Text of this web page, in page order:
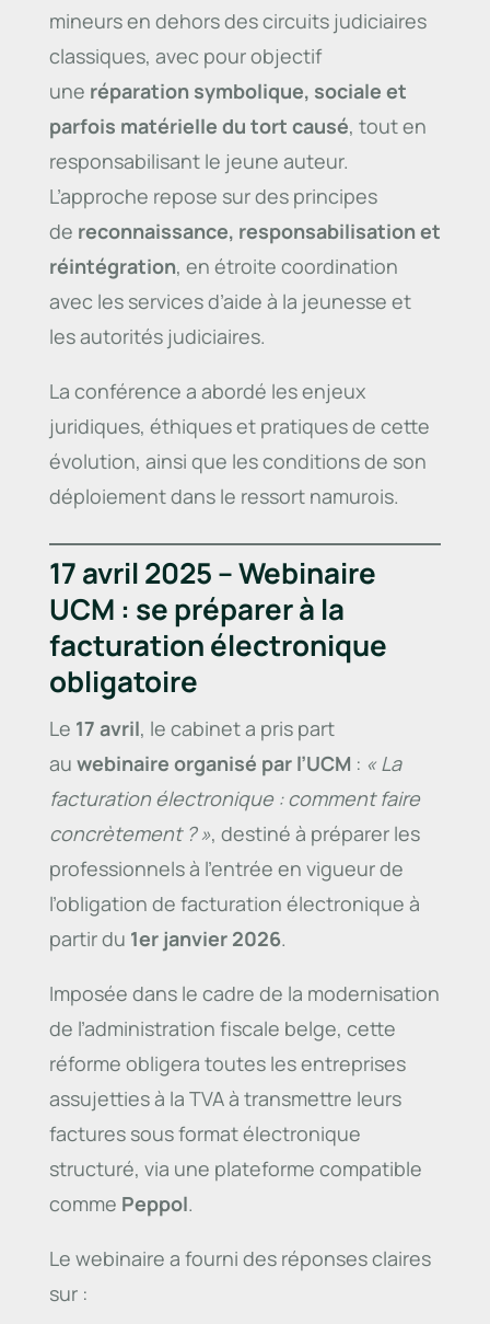
mineurs en dehors des circuits judiciaires
classiques, avec pour objectif
une réparation symbolique, sociale et
parfois matérielle du tort causé, tout en
responsabilisant le jeune auteur.
L’approche repose sur des principes
de reconnaissance, responsabilisation et
réintégration, en étroite coordination
avec les services d’aide à la jeunesse et
les autorités judiciaires.
La conférence a abordé les enjeux
juridiques, éthiques et pratiques de cette
évolution, ainsi que les conditions de son
déploiement dans le ressort namurois.
17 avril 2025 – Webinaire
UCM : se préparer à la
facturation électronique
obligatoire
Le 17 avril, le cabinet a pris part
au webinaire organisé par l’UCM : « La
facturation électronique : comment faire
concrètement ? », destiné à préparer les
professionnels à l’entrée en vigueur de
l’obligation de facturation électronique à
partir du 1er janvier 2026.
Imposée dans le cadre de la modernisation
de l’administration fiscale belge, cette
réforme obligera toutes les entreprises
assujetties à la TVA à transmettre leurs
factures sous format électronique
structuré, via une plateforme compatible
comme Peppol.
Le webinaire a fourni des réponses claires
sur :